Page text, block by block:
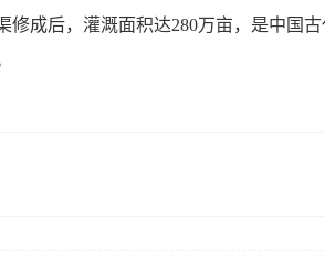
修成后，灌溉面积达280万亩，是中国